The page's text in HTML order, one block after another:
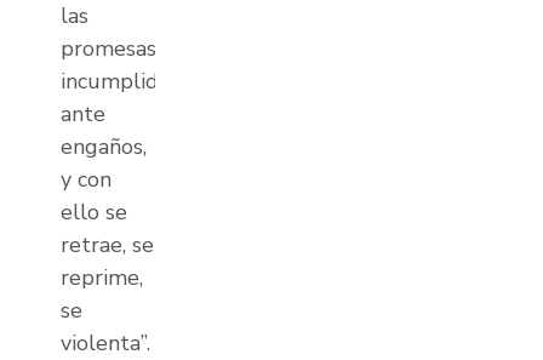
las
promesas
incumplidas,
ante
engaños,
y con
ello se
retrae, se
reprime,
se
violenta”.